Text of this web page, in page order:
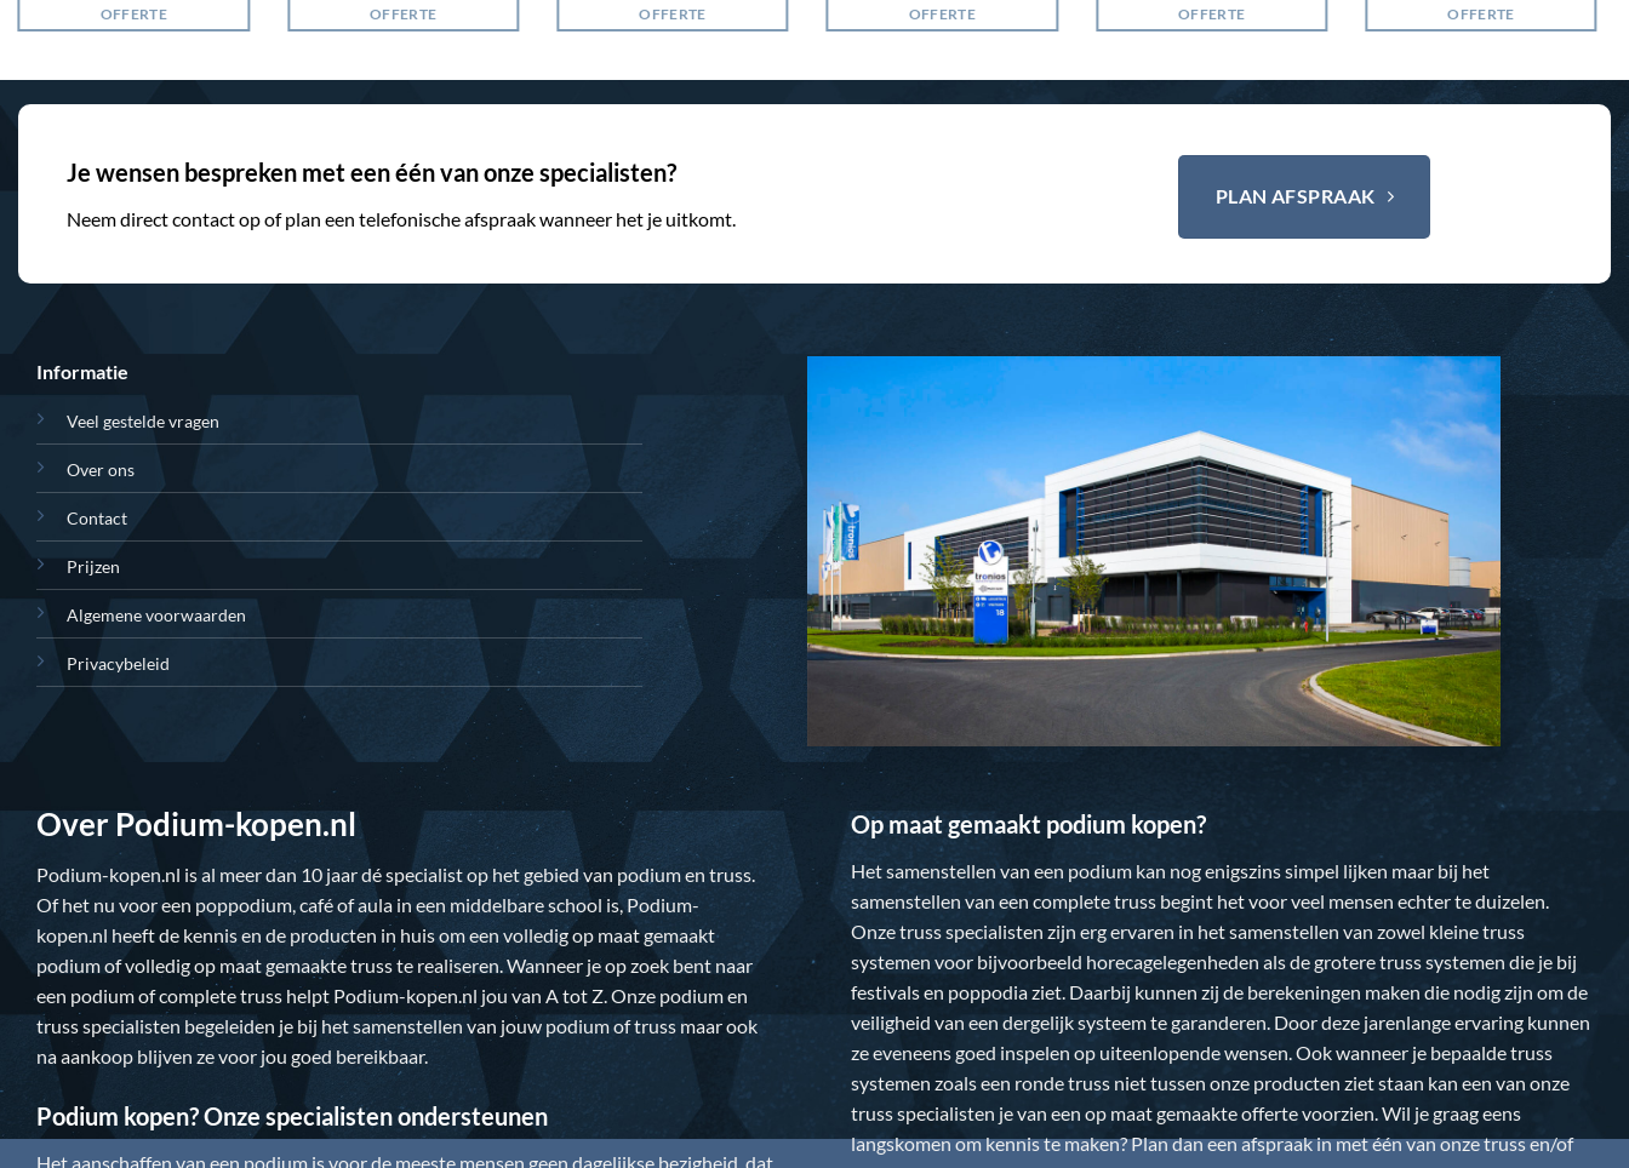
OFFERTE
OFFERTE
OFFERTE
OFFERTE
OFFERTE
OFFERTE
Je wensen bespreken met een één van onze specialisten?
Neem direct contact op of plan een telefonische afspraak wanneer het je uitkomt.
PLAN AFSPRAAK
Informatie
Veel gestelde vragen
Over ons
Contact
Prijzen
Algemene voorwaarden
Privacybeleid
Over Podium-kopen.nl
Podium-kopen.nl is al meer dan 10 jaar dé specialist op het gebied van podium en truss.
Of het nu voor een poppodium, café of aula in een middelbare school is, Podium-
kopen.nl heeft de kennis en de producten in huis om een volledig op maat gemaakt
podium of volledig op maat gemaakte truss te realiseren. Wanneer je op zoek bent naar
een podium of complete truss helpt Podium-kopen.nl jou van A tot Z. Onze podium en
truss specialisten begeleiden je bij het samenstellen van jouw podium of truss maar ook
na aankoop blijven ze voor jou goed bereikbaar.
Podium kopen? Onze specialisten ondersteunen
Het aanschaffen van een podium is voor de meeste mensen geen dagelijkse bezigheid, dat
Op maat gemaakt podium kopen?
Het samenstellen van een podium kan nog enigszins simpel lijken maar bij het
samenstellen van een complete truss begint het voor veel mensen echter te duizelen.
Onze truss specialisten zijn erg ervaren in het samenstellen van zowel kleine truss
systemen voor bijvoorbeeld horecagelegenheden als de grotere truss systemen die je bij
festivals en poppodia ziet. Daarbij kunnen zij de berekeningen maken die nodig zijn om de
veiligheid van een dergelijk systeem te garanderen. Door deze jarenlange ervaring kunnen
ze eveneens goed inspelen op uiteenlopende wensen. Ook wanneer je bepaalde truss
systemen zoals een ronde truss niet tussen onze producten ziet staan kan een van onze
truss specialisten je van een op maat gemaakte offerte voorzien. Wil je graag eens
langskomen om kennis te maken? Plan dan een afspraak in met één van onze truss en/of